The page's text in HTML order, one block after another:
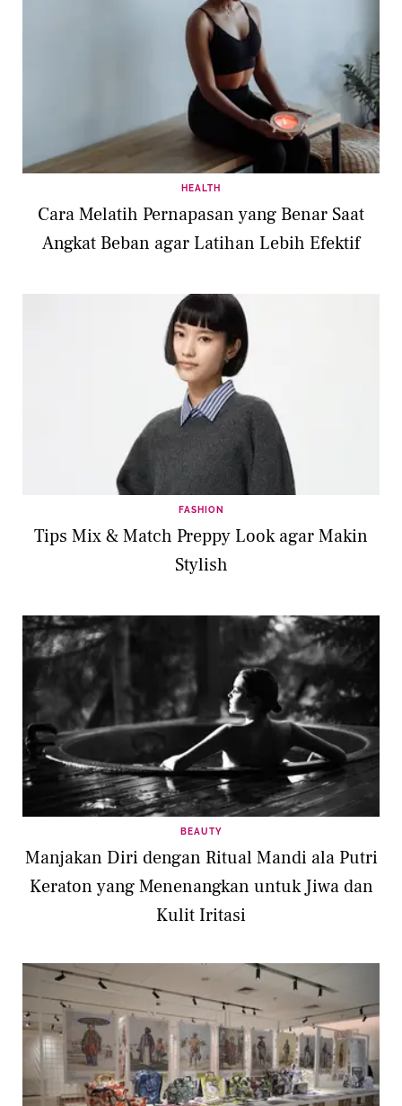
HEALTH
Cara Melatih Pernapasan yang Benar Saat
Angkat Beban agar Latihan Lebih Efektif
FASHION
Tips Mix & Match Preppy Look agar Makin
Stylish
BEAUTY
Manjakan Diri dengan Ritual Mandi ala Putri
Keraton yang Menenangkan untuk Jiwa dan
Kulit Iritasi